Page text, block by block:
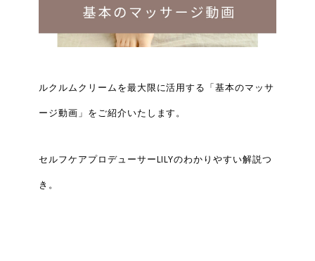
ルクルムクリームを最大限に活用する「基本のマッサ
ージ動画」をご紹介いたします。
セルフケアプロデューサーLILYのわかりやすい解説つ
き。